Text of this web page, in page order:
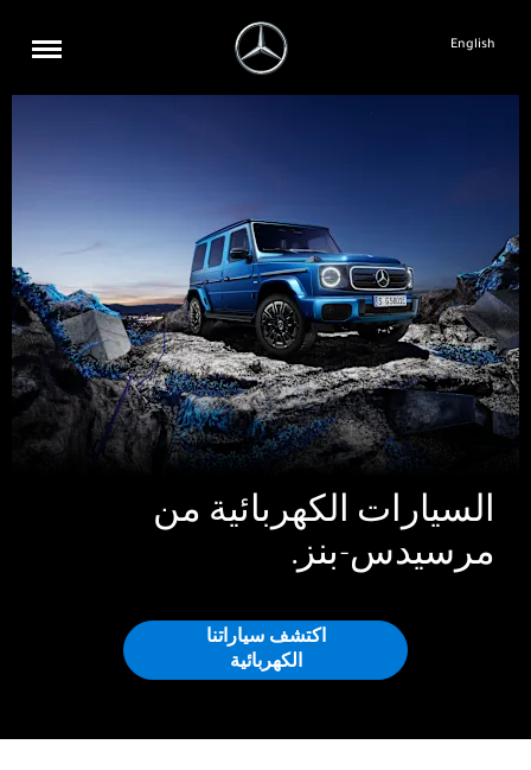
English
السيارات الكهربائية من
مرسيدس-بنز.
اكتشف سياراتنا
الكهربائية